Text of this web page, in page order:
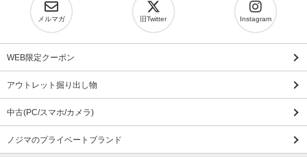
メルマガ 旧Twitter Instagram
WEB限定クーポン
アウトレット掘り出し物
中古(PC/スマホ/カメラ)
ノジマのプライベートブランド